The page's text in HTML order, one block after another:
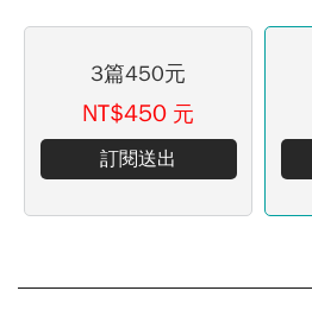
3篇450元
NT$450 元
訂閱送出